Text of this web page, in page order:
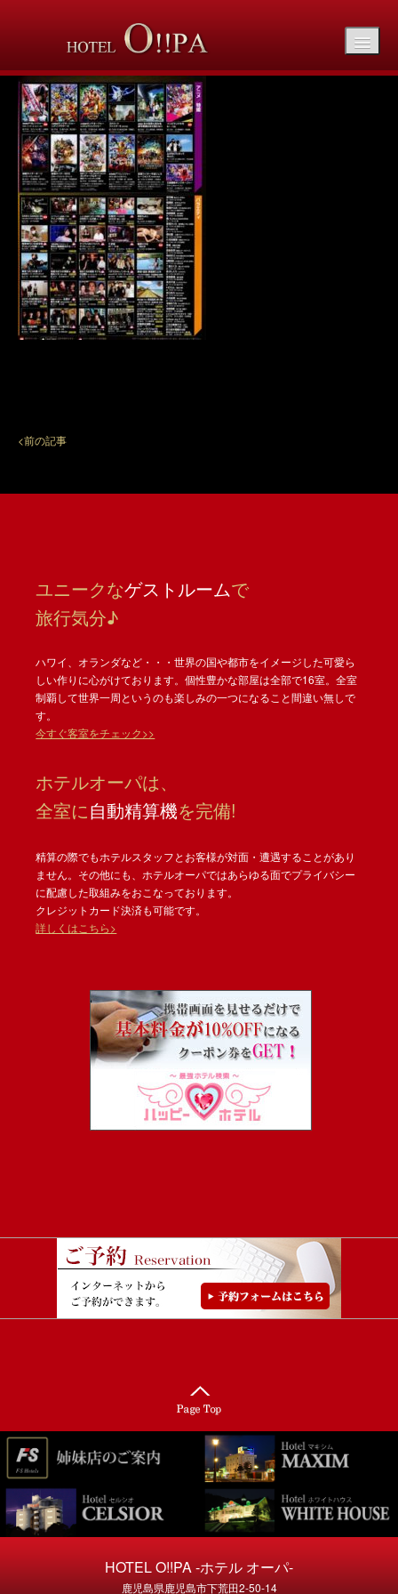
mo-20250106-min
<前の記事
ユニークなゲストルームで
旅行気分♪
ハワイ、オランダなど・・・世界の国や都市をイメージした可愛ら
しい作りに心がけております。個性豊かな部屋は全部で16室。全室
制覇して世界一周というのも楽しみの一つになること間違い無しで
す。
今すぐ客室をチェック>>
ホテルオーパは、
全室に自動精算機を完備!
精算の際でもホテルスタッフとお客様が対面・遭遇することがあり
ません。その他にも、ホテルオーパではあらゆる面でプライバシー
に配慮した取組みをおこなっております。
クレジットカード決済も可能です。
詳しくはこちら>
HOTEL O!!PA -ホテル オーパ-
鹿児島県鹿児島市下荒田2-50-14